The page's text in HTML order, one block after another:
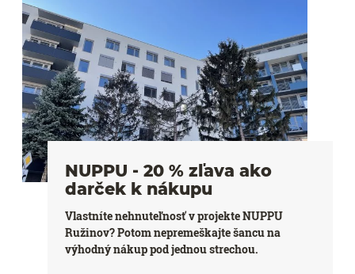
NUPPU - 20 % zľava ako
darček k nákupu
Vlastníte nehnuteľnosť v projekte NUPPU
Ružinov? Potom nepremeškajte šancu na
výhodný nákup pod jednou strechou.